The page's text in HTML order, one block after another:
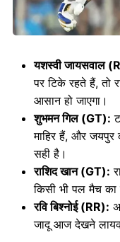
यशस्वी जायसवाल
पर टिके रहते हैं, तो
आसान हो जाएगा।
शुभमन गिल (GT):
माहिर हैं, और
सही है।
राशिद खान (GT):
किसी भी पल मैच
रवि बिश्नोई (RR):
जादू आज देखने लायक